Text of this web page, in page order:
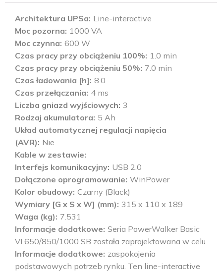
Architektura UPSa Line-interactive
Moc pozorna 1000 VA
Moc czynna 600 W
Czas pracy przy obciążeniu 100% 1.0 min
Czas pracy przy obciążeniu 50% 7.0 min
Czas ładowania [h] 8.0
Czas przełączania 4 ms
Liczba gniazd wyjściowych 3
Rodzaj akumulatora 5 Ah
Układ automatycznej regulacji napięcia
(AVR) Nie
Kable w zestawie
Interfejs komunikacyjny USB 2.0
Dołączone oprogramowanie WinPower
Kolor obudowy Czarny (Black)
Wymiary [G x S x W] (mm) 315 x 110 x 189
Waga (kg) 7.531
Informacje dodatkowe Seria PowerWalker Basic
VI 650/850/1000 SB została zaprojektowana w celu
Informacje dodatkowe zaspokojenia
podstawowych potrzeb rynku. Ten line-interactive